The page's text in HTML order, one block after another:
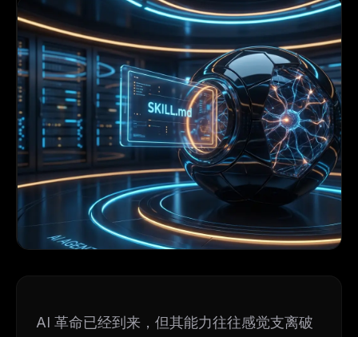
AI 革命已经到来，但其能力往往感觉支离破